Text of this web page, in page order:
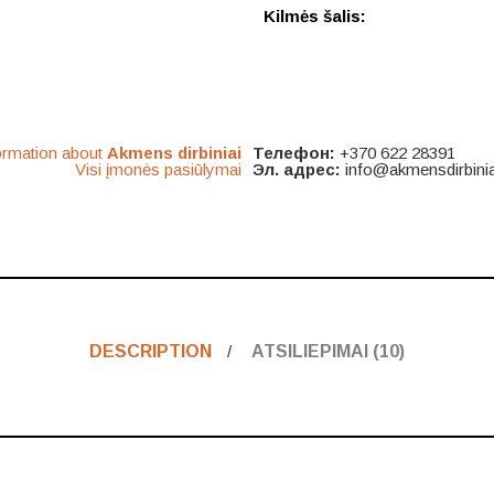
Kilmės šalis:
about Akmens dirbiniai
Visi įmonės pasiūlymai
Телефон: +370 622 28391
Эл. адрес:
DESCRIPTION ATSILIEPIMAI (10)